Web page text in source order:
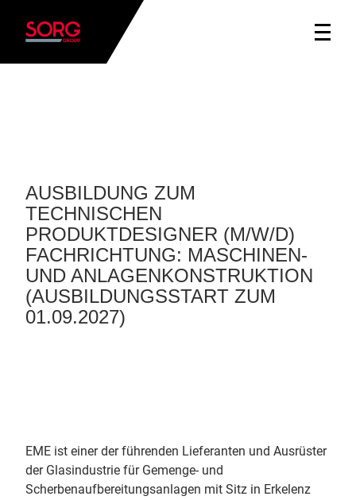
AUSBILDUNG ZUM
TECHNISCHEN
PRODUKTDESIGNER (M/W/D)
FACHRICHTUNG: MASCHINEN-
UND ANLAGENKONSTRUKTION
(AUSBILDUNGSSTART ZUM
01.09.2027)
EME ist einer der führenden Lieferanten und Ausrüster
der Glasindustrie für Gemenge- und
Scherbenaufbereitungsanlagen mit Sitz in Erkelenz